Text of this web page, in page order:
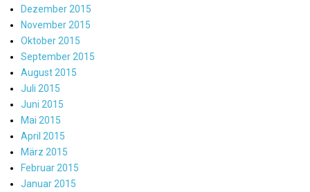
Dezember 2015
November 2015
Oktober 2015
September 2015
August 2015
Juli 2015
Juni 2015
Mai 2015
April 2015
März 2015
Februar 2015
Januar 2015